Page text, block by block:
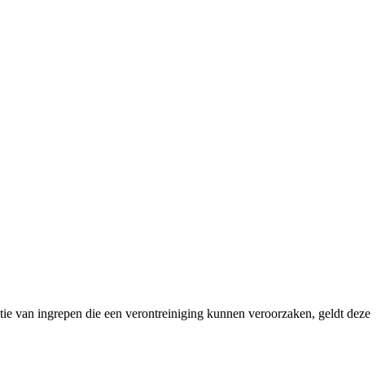
van ingrepen die een verontreiniging kunnen veroorzaken, geldt deze